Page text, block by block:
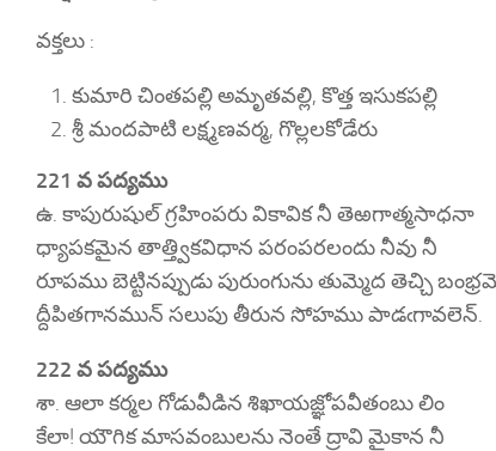
వక్తలు :
కుమారి చింతపల్లి అమృతవల్లి, కొత్త ఇసుకపల్లి
శ్రీ మందపాటి లక్ష్మణవర్మ, గొల్లలకోడేరు
221 వ పద్యము
ఉ.‌ కాపురుషుల్ గ్రహింపరు వికావిక నీ తెఱగాత్మసాధనా
ధ్యాపకమైన తాత్త్వికవిధాన పరంపరలందు నీవు నీ
రూపము బెట్టినప్పుడు పురుంగును తుమ్మెద తెచ్చి
ద్దీపితగానమున్ సలుపు తీరున సోహము పాడఁగావలెన్.
222 వ పద్యము
శా. ఆలా కర్మల గోడువీడిన శిఖాయజ్ఞోపవీతంబు లిం
కేలా! యౌగిక మాసవంబులను నెంతే ద్రావి మైకాన నీ